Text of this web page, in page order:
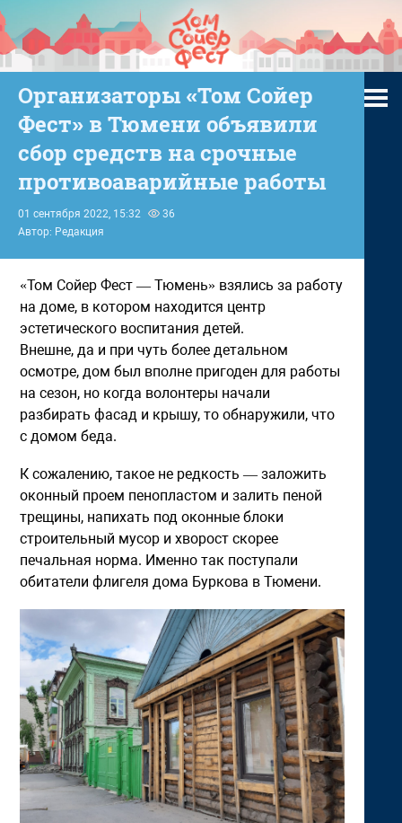
Организаторы «Том Сойер
Фест» в Тюмени объявили
сбор средств на срочные
противоаварийные работы
01 сентября 2022, 15:32
36
Автор: Редакция
«Том Сойер Фест — Тюмень» взялись за работу
на доме, в котором находится центр
эстетического воспитания детей.
Внешне, да и при чуть более детальном
осмотре, дом был вполне пригоден для работы
на сезон, но когда волонтеры начали
разбирать фасад и крышу, то обнаружили, что
с домом беда.
К сожалению, такое не редкость — заложить
оконный проем пенопластом и залить пеной
трещины, напихать под оконные блоки
строительный мусор и хворост скорее
печальная норма. Именно так поступали
обитатели флигеля дома Буркова в Тюмени.